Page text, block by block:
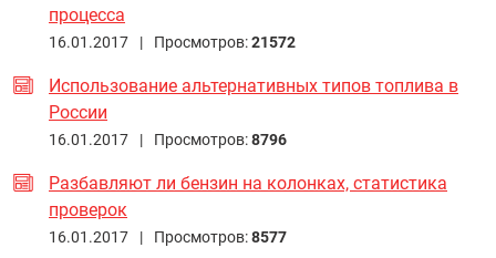
процесса
16.01.2017 | Просмотров:21572
Использование альтернативных типов топлива в
России
16.01.2017 | Просмотров:8796
Разбавляют ли бензин на колонках, статистика
проверок
16.01.2017 | Просмотров:8577